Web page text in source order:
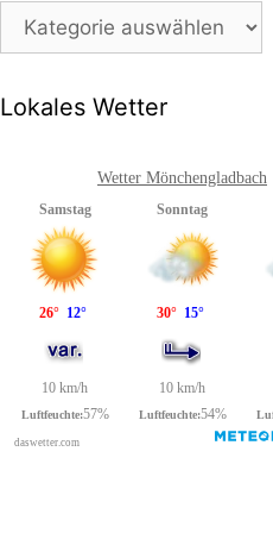
Beitragsarchiv
Lokales Wetter
Wetter Mönchengladbach